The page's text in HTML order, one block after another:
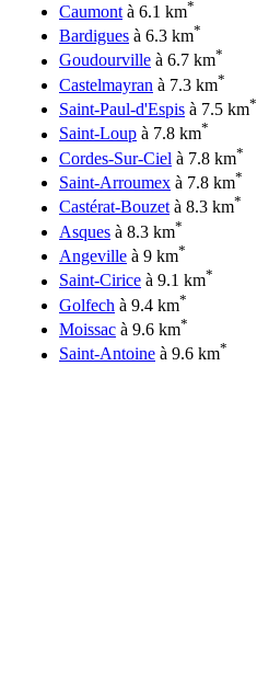
Caumont à 6.1 km*
Bardigues à 6.3 km*
Goudourville à 6.7 km*
Castelmayran à 7.3 km*
Saint-Paul-d'Espis à 7.5 km*
Saint-Loup à 7.8 km*
Cordes-Sur-Ciel à 7.8 km*
Saint-Arroumex à 7.8 km*
Castérat-Bouzetà 8.3 km*
Asques à 8.3 km*
Angeville à 9 km*
Saint-Cirice à 9.1 km*
Golfech à 9.4 km*
Moissac à 9.6 km*
Saint-Antoine à 9.6 km*